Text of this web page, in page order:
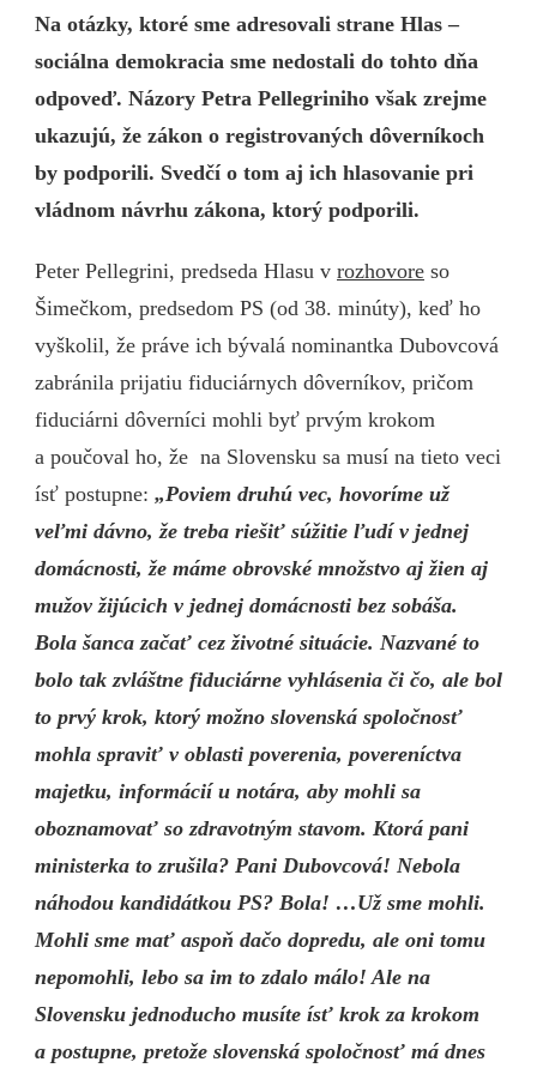
Na otázky, ktoré sme adresovali strane Hlas –
sociálna demokracia sme nedostali do tohto dňa
odpoveď. Názory Petra Pellegriniho však zrejme
ukazujú, že zákon o registrovaných dôverníkoch
by podporili. Svedčí o tom aj ich hlasovanie pri
vládnom návrhu zákona, ktorý podporili.
Peter Pellegrini, predseda Hlasu v rozhovore so
Šimečkom, predsedom PS (od 38. minúty), keď ho
vyškolil, že práve ich bývalá nominantka Dubovcová
zabránila prijatiu fiduciárnych dôverníkov, pričom
fiduciárni dôverníci mohli byť prvým krokom
a poučoval ho, že na Slovensku sa musí na tieto veci
ísť postupne: „Poviem druhú vec, hovoríme už
veľmi dávno, že treba riešiť súžitie ľudí v jednej
domácnosti, že máme obrovské množstvo aj žien aj
mužov žijúcich v jednej domácnosti bez sobáša.
Bola šanca začať cez životné situácie. Nazvané to
bolo tak zvláštne fiduciárne vyhlásenia či čo, ale bol
to prvý krok, ktorý možno slovenská spoločnosť
mohla spraviť v oblasti poverenia, povereníctva
majetku, informácií u notára, aby mohli sa
oboznamovať so zdravotným stavom. Ktorá pani
ministerka to zrušila? Pani Dubovcová! Nebola
náhodou kandidátkou PS? Bola! …Už sme mohli.
Mohli sme mať aspoň dačo dopredu, ale oni tomu
nepomohli, lebo sa im to zdalo málo! Ale na
Slovensku jednoducho musíte ísť krok za krokom
a postupne, pretože slovenská spoločnosť má dnes